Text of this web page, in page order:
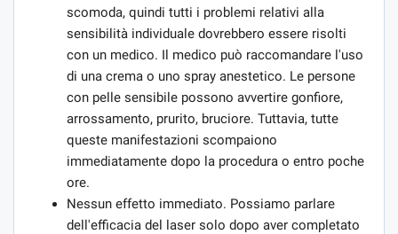
scomoda, quindi tutti i problemi relativi alla
sensibilità individuale dovrebbero essere risolti
con un medico. Il medico può raccomandare l'uso
di una crema o uno spray anestetico. Le persone
con pelle sensibile possono avvertire gonfiore,
arrossamento, prurito, bruciore. Tuttavia, tutte
queste manifestazioni scompaiono
immediatamente dopo la procedura o entro poche
ore.
Nessun effetto immediato. Possiamo parlare
dell'efficacia del laser solo dopo aver completato